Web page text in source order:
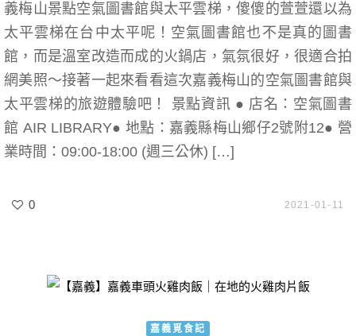
義梅山景點空氣圖書館與太平雲梯，傻傻的萱萱還以為
太平雲梯在台中太平呢！空氣圖書館也不是真的圖書
館，而是溫室改造而成的火鍋店，氣氛很好，很適合拍
網美照～接著一起來看看這次嘉義梅山的空氣圖書館與
太平雲梯的旅遊體驗吧！ 景點資訊 ● 店名：空氣圖書
館 AIR LIBRARY● 地點：嘉義縣梅山鄉仔2號附12● 營
業時間：09:00-18:00 (週三公休) […]
0 2021-01-11
嘉義覓食記